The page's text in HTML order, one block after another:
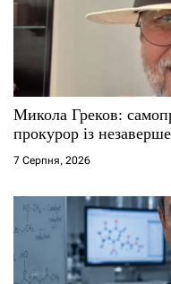
и
с
і
в
Микола Греков:
прокурор із
7 Серпня, 2026